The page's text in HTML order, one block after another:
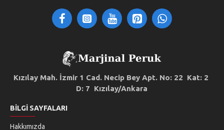
Kızılay Mah. İzmir 1 Cad. Necip Bey Apt. No: 22 Kat: 2
D: 7 Kızılay/Ankara
BILGI SAYFALARI
Hakkımızda